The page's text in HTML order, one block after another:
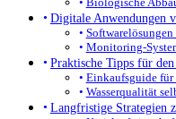
Digitale Anwendungen
Monitoring-
Praktische Tipps für
Einkaufsguide für
Wasserqualität
Langfristige Strategien